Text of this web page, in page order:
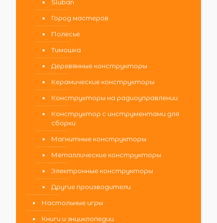
Sluban
Город мастеров
Полесье
Тимошка
Деревянные конструкторы
Керамические конструкторы
Конструкторы на радиоуправлении
Конструктор с инструментами для
сборки
Магнитные конструкторы
Металлические конструкторы
Электронные конструкторы
Другие производители
Настольные игры
Книги и энциклопедии